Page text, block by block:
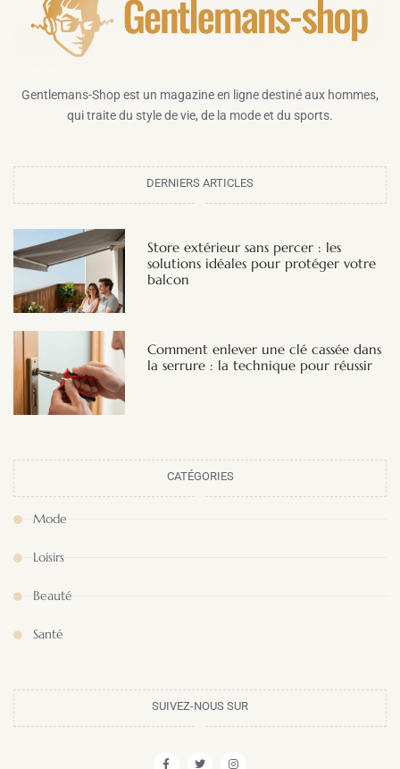
Gentlemans-Shop est un magazine en ligne destiné aux hommes,
qui traite du style de vie, de la mode et du sports.
DERNIERS ARTICLES
Store extérieur sans percer : les
solutions idéales pour protéger votre
balcon
Comment enlever une clé cassée dans
la serrure : la technique pour réussir
CATÉGORIES
Mode
Loisirs
Beauté
Santé
SUIVEZ-NOUS SUR